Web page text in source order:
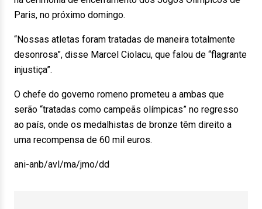
Paris, no próximo domingo.
“Nossas atletas foram tratadas de maneira totalmente
desonrosa”, disse Marcel Ciolacu, que falou de “flagrante
injustiça”.
O chefe do governo romeno prometeu a ambas que
serão “tratadas como campeãs olímpicas” no regresso
ao país, onde os medalhistas de bronze têm direito a
uma recompensa de 60 mil euros.
ani-anb/avl/ma/jmo/dd